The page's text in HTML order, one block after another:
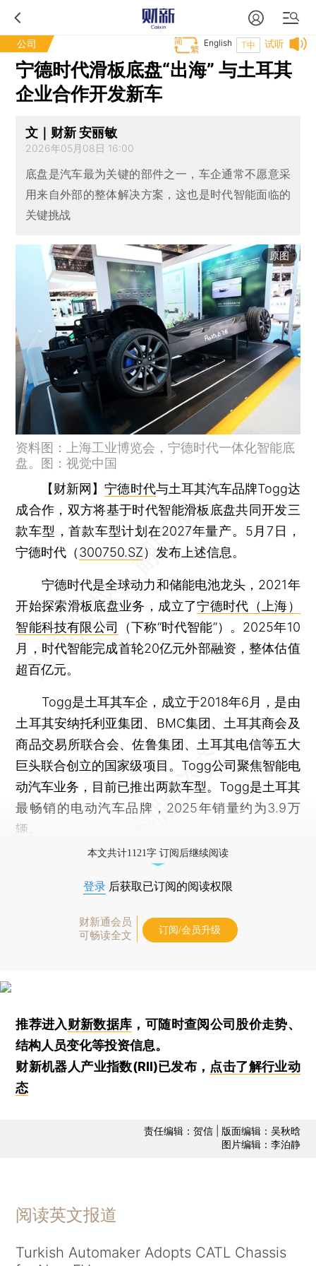
公司 试听
T中
English
宁德时代滑板底盘“出海” 与土耳其
企业合作开发新车
文｜财新 安丽敏
2026年05月08日 16:00
底盘是汽车最为关键的部件之一，车企通常不愿意采
用来自外部的整体解决方案，这也是时代智能面临的
关键挑战
原图
资料图：上海工业博览会，宁德时代一体化智能底
盘。图：视觉中国
【财新网】宁德时代与土耳其汽车品牌Togg达
成合作，双方将基于时代智能滑板底盘共同开发三
款车型，首款车型计划在2027年量产。5月7日，
宁德时代（300750.SZ）发布上述信息。
宁德时代是全球动力和储能电池龙头，2021年
开始探索滑板底盘业务，成立了宁德时代（上海）
智能科技有限公司
（下称“时代智能”）。2025年10
月，时代智能完成首轮20亿元外部融资，整体估值
超百亿元。
Togg是土耳其车企，成立于2018年6月，是由
土耳其安纳托利亚集团、BMC集团、土耳其商会及
商品交易所联合会、佐鲁集团、土耳其电信等五大
巨头联合创立的国家级项目。Togg公司聚焦智能电
动汽车业务，目前已推出两款车型。Togg是土耳其
最畅销的电动汽车品牌，2025年销量约为3.9万
辆。
本文共计1121字 订阅后继续阅读
登录 后获取已订阅的阅读权限
财新通会员
可畅读全文
订阅/会员升级
推荐进入财新数据库 ，可随时查阅公司股价走势、
结构人员变化等投资信息。
财新机器人产业指数(RII)已发布， 点击了解行业动
态
责任编辑：贺信 | 版面编辑：吴秋晗
图片编辑：李泊静
阅读英文报道
Turkish Automaker Adopts CATL Chassis